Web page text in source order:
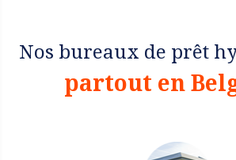
Nos bureaux de prêt
partout en